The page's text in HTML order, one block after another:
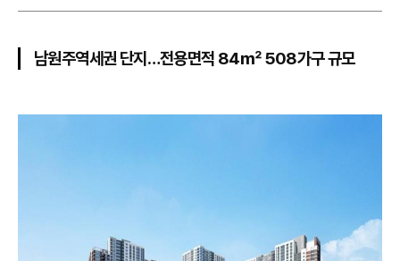
유
스
남원주역세권 단지…전용면적 84㎡ 508가구 규모